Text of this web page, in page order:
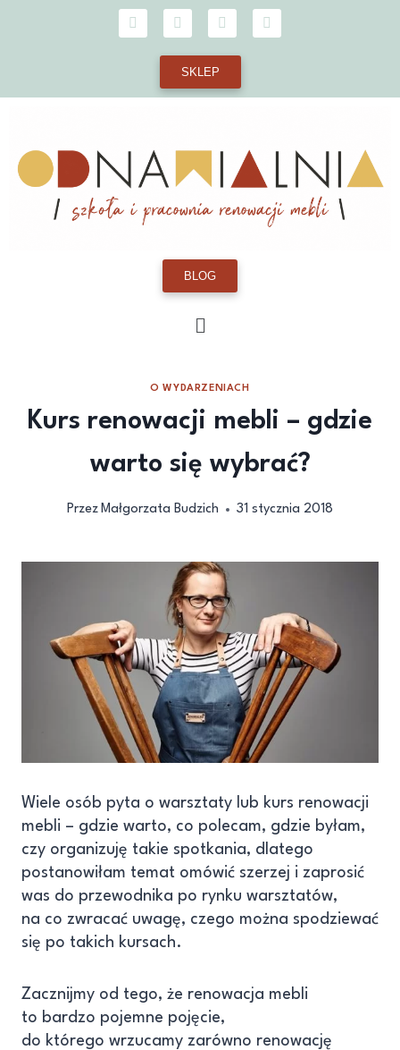
SKLEP
BLOG
O WYDARZENIACH
Kurs renowacji mebli – gdzie
warto się wybrać?
Przez Małgorzata Budzich 31 stycznia 2018
Wiele osób pyta o warsztaty lub kurs renowacji
mebli – gdzie warto, co polecam, gdzie byłam,
czy organizuję takie spotkania, dlatego
postanowiłam temat omówić szerzej i zaprosić
was do przewodnika po rynku warsztatów,
na co zwracać uwagę, czego można spodziewać
się po takich kursach.
Zacznijmy od tego, że renowacja mebli
to bardzo pojemne pojęcie,
do którego wrzucamy zarówno renowację